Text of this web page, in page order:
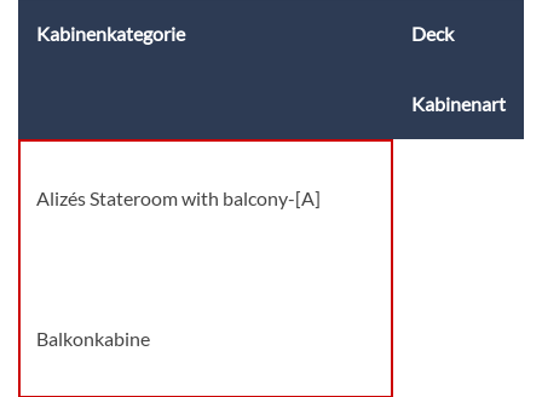
Kabinenkategorie Deck
Kabinenart
Alizés Stateroom with balcony-[A]
Balkonkabine